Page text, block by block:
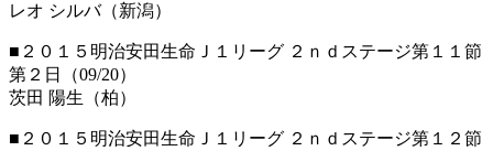
レオ シルバ（新潟）
■２０１５明治安田生命Ｊ１リーグ ２ｎｄステージ第１１節
第２日（09/20）
茨田 陽生（柏）
■２０１５明治安田生命Ｊ１リーグ ２ｎｄステージ第１２節